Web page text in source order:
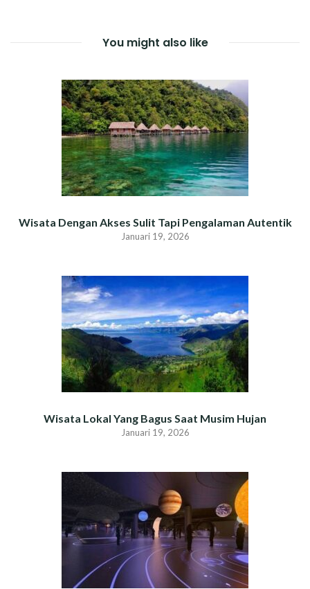
You might also like
Wisata Dengan Akses Sulit Tapi Pengalaman Autentik
Januari 19, 2026
Wisata Lokal Yang Bagus Saat Musim Hujan
Januari 19, 2026